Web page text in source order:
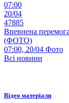
07:00
20/04
47885
Впевнена
(ФОТО)
07:00, 20/04 Фото
Всі новини
Відео матеріали